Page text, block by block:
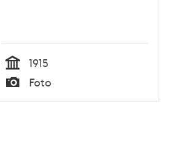
Tid
1915
Typ
Foto